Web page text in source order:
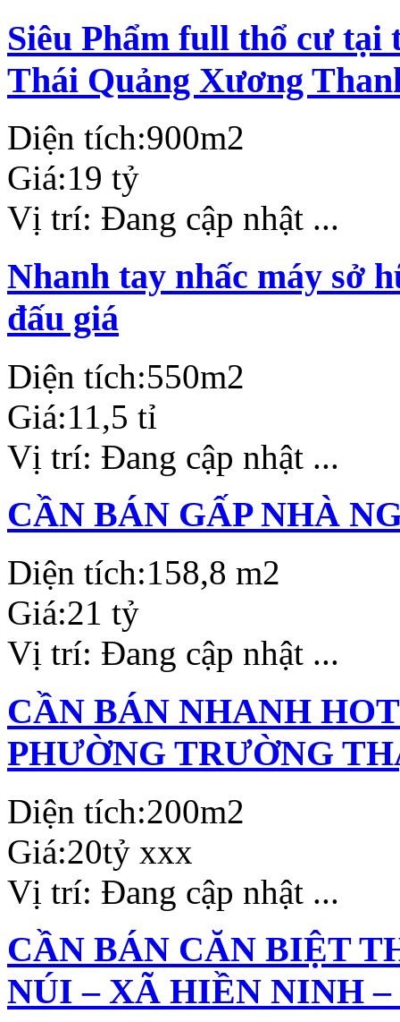
Siêu Phẩm full thổ cư
Thái Quảng Xương
Diện tích:900m2
Giá:19 tỷ
Vị trí: Đang cập nhật ...
Nhanh tay nhấc máy sở
đấu giá
Diện tích:550m2
Giá:11,5 tỉ
Vị trí: Đang cập nhật ...
CẦN BÁN GẤP NHÀ
Diện tích:158,8 m2
Giá:21 tỷ
Vị trí: Đang cập nhật ...
CẦN BÁN NHANH
PHƯỜNG TRƯỜNG
Diện tích:200m2
Giá:20tỷ xxx
Vị trí: Đang cập nhật ...
CẦN BÁN CĂN BIỆT
NÚI – XÃ HIỀN NINH –